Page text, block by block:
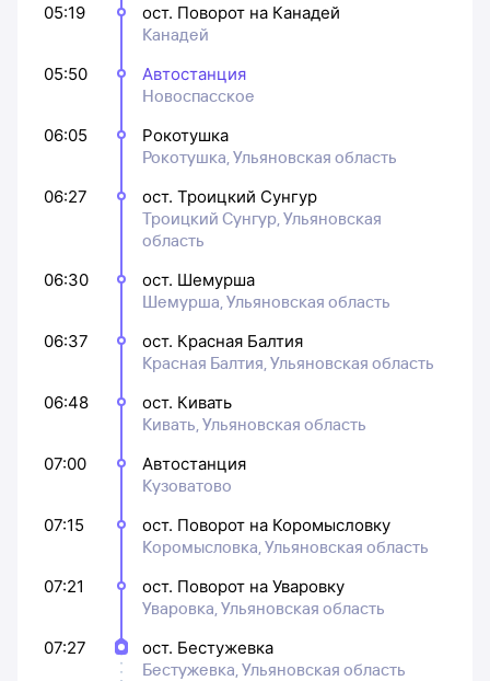
05:19
ост. Поворот на Канадей
Канадей
05:50
Автостанция
Новоспасское
06:05
Рокотушка
Рокотушка, Ульяновская область
06:27
ост. Троицкий Сунгур
Троицкий Сунгур, Ульяновская
область
06:30
ост. Шемурша
Шемурша, Ульяновская область
06:37
ост. Красная Балтия
Красная Балтия, Ульяновская область
06:48
ост. Кивать
Кивать, Ульяновская область
07:00
Автостанция
Кузоватово
07:15
ост. Поворот на Коромысловку
Коромысловка, Ульяновская область
07:21
ост. Поворот на Уваровку
Уваровка, Ульяновская область
07:27
ост. Бестужевка
Бестужевка, Ульяновская область